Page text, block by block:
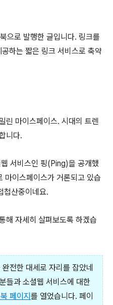
으로 발행한 글입니다. 링크를
하는 짧은 링크 서비스로 축약
린 마이스페이스. 시대의 트렌
니다.
서비스인 핑(Ping)을 공개했
마이스페이스가 거론되고 있습
첩산중이네요.
해 자세히 살펴보도록 하겠습
전한 대세로 자리를 잡았네
들과 소셜웹 서비스에 대한
페이지를 열었습니다. 페이